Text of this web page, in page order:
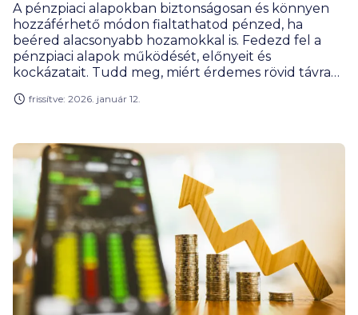
A pénzpiaci alapokban biztonságosan és könnyen
hozzáférhető módon fialtathatod pénzed, ha
beéred alacsonyabb hozamokkal is. Fedezd fel a
pénzpiaci alapok működését, előnyeit és
kockázatait. Tudd meg, miért érdemes rövid távra
frissítve: 2026. január 12.